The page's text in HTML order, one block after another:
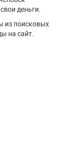
деньги.
из поисковых
на сайт.